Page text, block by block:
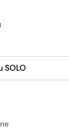
SOLO